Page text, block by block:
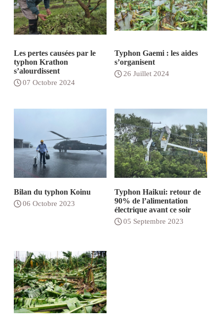
Les pertes causées par le
typhon Krathon
s’alourdissent
07 Octobre 2024
Typhon Gaemi : les aides
s’organisent
26 Juillet 2024
Bilan du typhon Koinu
06 Octobre 2023
Typhon Haikui: retour de
90% de l’alimentation
électrique avant ce soir
05 Septembre 2023